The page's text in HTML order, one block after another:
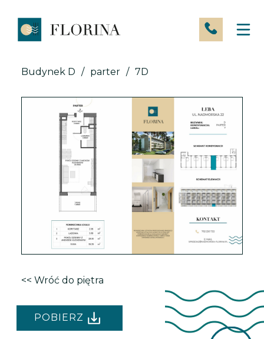
content
Budynek D / parter / 7D
<< Wróć do piętra
POBIERZ